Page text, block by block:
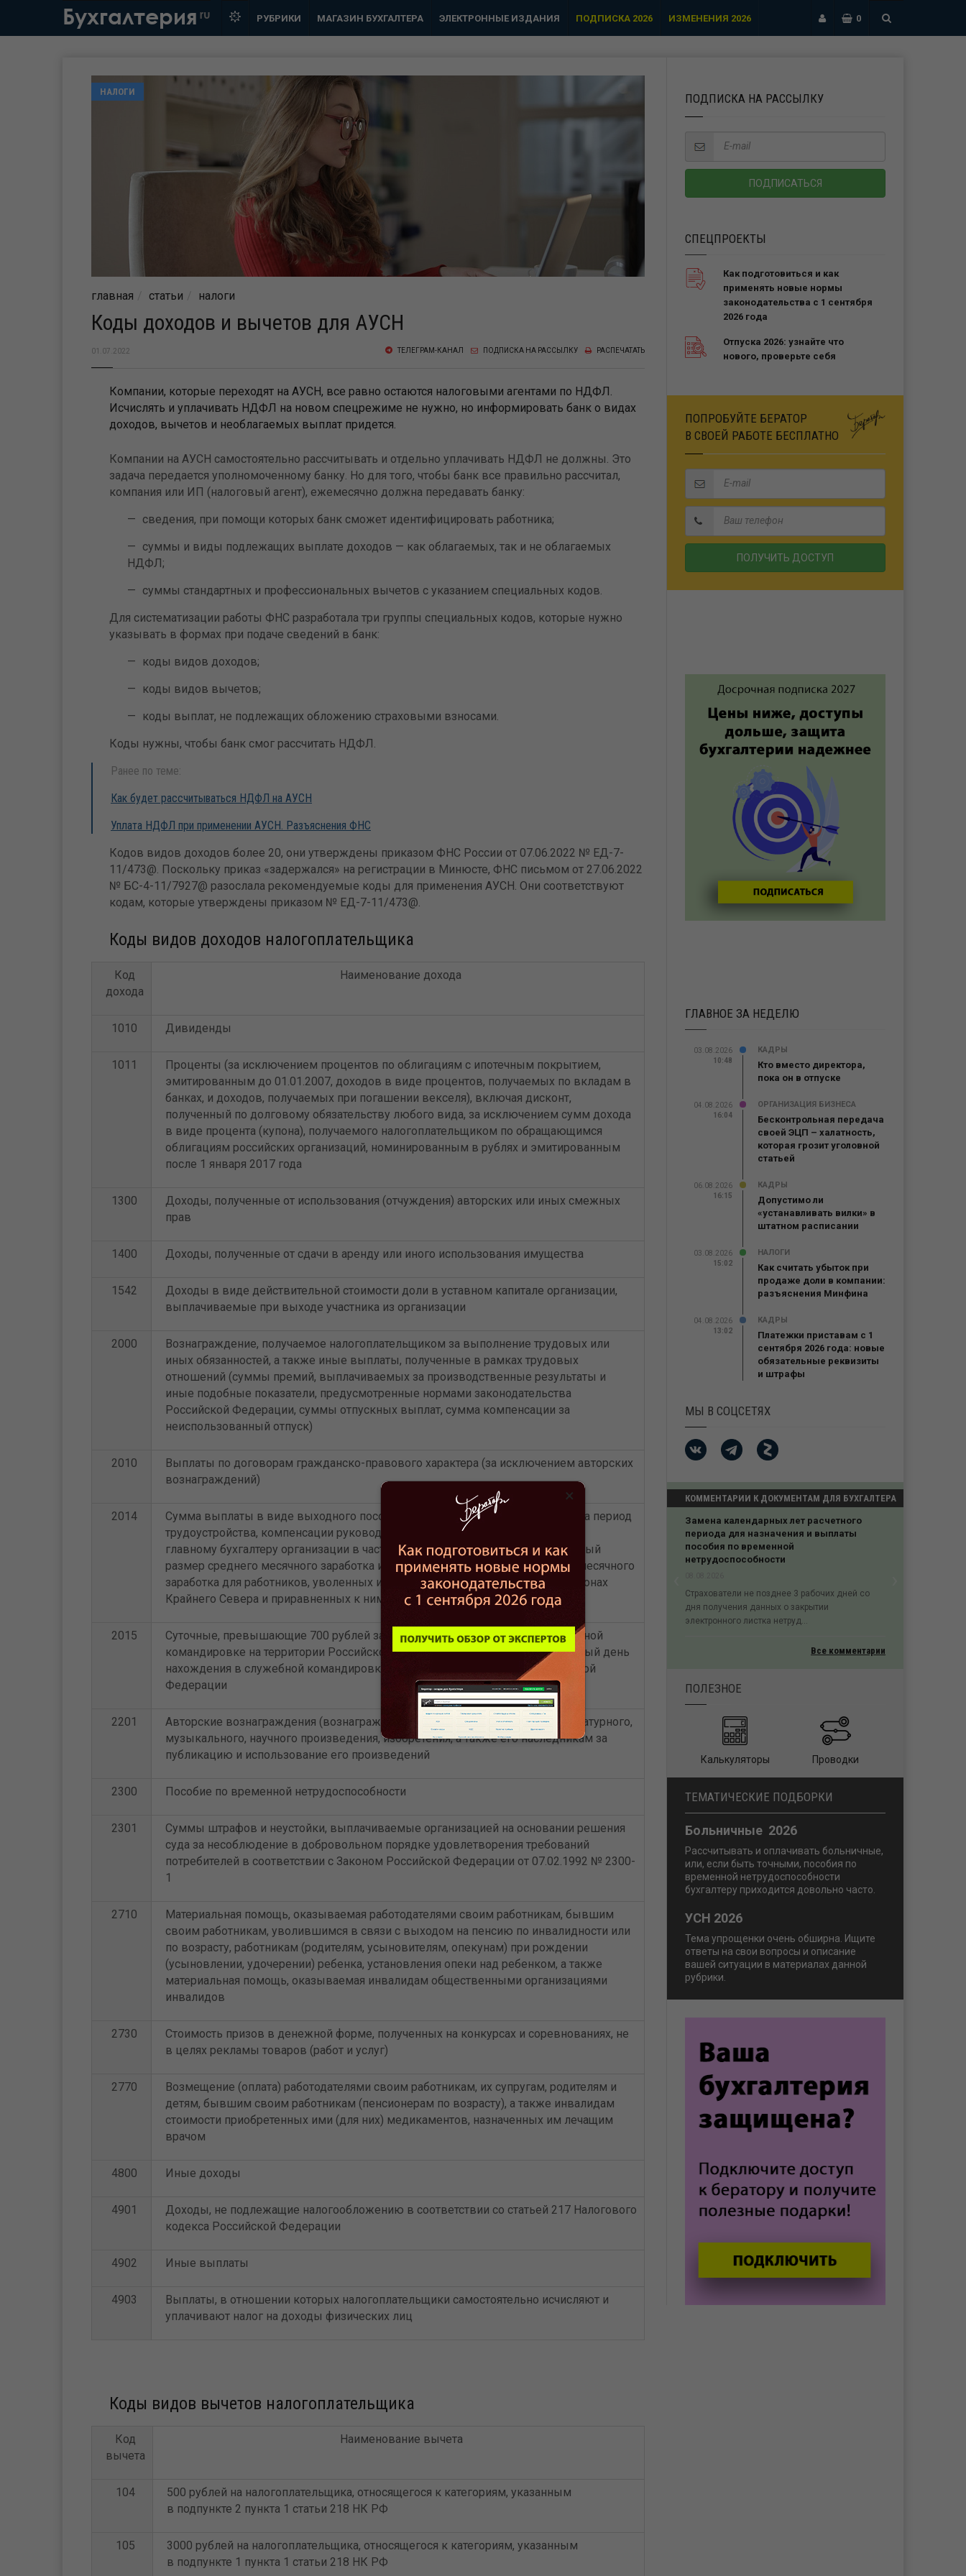
Бухгалтерия ru РУБРИКИ МАГАЗИН БУХГАЛТЕРА ЭЛЕКТРОННЫЕ ИЗДАНИЯ ПОДПИСКА 2026 ИЗМЕНЕНИЯ 2026 0
НАЛОГИ
главная статьи налоги
Коды доходов и вычетов для АУСН
01.07.2022 РАСПЕЧАТАТЬ
ПОДПИСКА НА РАССЫЛКУ
ТЕЛЕГРАМ-КАНАЛ
Компании, которые переходят на АУСН, все равно остаются налоговыми агентами по НДФЛ.
Исчислять и уплачивать НДФЛ на новом спецрежиме не нужно, но информировать банк о видах
доходов, вычетов и необлагаемых выплат придется.
Компании на АУСН самостоятельно рассчитывать и отдельно уплачивать НДФЛ не должны. Это
задача передается уполномоченному банку. Но для того, чтобы банк все правильно рассчитал,
компания или ИП (налоговый агент), ежемесячно должна передавать банку:
сведения, при помощи которых банк сможет идентифицировать работника;
суммы и виды подлежащих выплате доходов — как облагаемых, так и не облагаемых
НДФЛ;
суммы стандартных и профессиональных вычетов с указанием специальных кодов.
Для систематизации работы ФНС разработала три группы специальных кодов, которые нужно
указывать в формах при подаче сведений в банк:
коды видов доходов;
коды видов вычетов;
коды выплат, не подлежащих обложению страховыми взносами.
Коды нужны, чтобы банк смог рассчитать НДФЛ.
Ранее по теме:
Как будет рассчитываться НДФЛ на АУСН
Уплата НДФЛ при применении АУСН. Разъяснения ФНС
Кодов видов доходов более 20, они утверждены приказом ФНС России от 07.06.2022 № ЕД-7-
11/473@. Поскольку приказ «задержался» на регистрации в Минюсте, ФНС письмом от 27.06.2022
№ БС-4-11/7927@ разослала рекомендуемые коды для применения АУСН. Они соответствуют
кодам, которые утверждены приказом № ЕД-7-11/473@.
Коды видов доходов налогоплательщика
Код
дохода
Наименование дохода
1010 Дивиденды
1011
Проценты (за исключением процентов по облигациям с ипотечным покрытием,
эмитированным до 01.01.2007, доходов в виде процентов, получаемых по вкладам в
банках, и доходов, получаемых при погашении векселя), включая дисконт,
полученный по долговому обязательству любого вида, за исключением сумм дохода
в виде процента (купона), получаемого налогоплательщиком по обращающимся
облигациям российских организаций, номинированным в рублях и эмитированным
после 1 января 2017 года
1300
Доходы, полученные от использования (отчуждения) авторских или иных смежных
прав
1400 Доходы, полученные от сдачи в аренду или иного использования имущества
1542
Доходы в виде действительной стоимости доли в уставном капитале организации,
выплачиваемые при выходе участника из организации
2000
Вознаграждение, получаемое налогоплательщиком за выполнение трудовых или
иных обязанностей, а также иные выплаты, полученные в рамках трудовых
отношений (суммы премий, выплачиваемых за производственные результаты и
иные подобные показатели, предусмотренные нормами законодательства
Российской Федерации, суммы отпускных выплат, сумма компенсации за
неиспользованный отпуск)
2010
Выплаты по договорам гражданско-правового характера (за исключением авторских
вознаграждений)
2014
Сумма выплаты в виде выходного пособия, среднего месячного заработка на период
трудоустройства, компенсации руководителю, заместителям руководителя и
главному бухгалтеру организации в части, превышающей в целом трехкратный
размер среднего месячного заработка или шестикратный размер среднего месячного
заработка для работников, уволенных из организаций, расположенных в районах
Крайнего Севера и приравненных к ним местностях
2015
Суточные, превышающие 700 рублей за каждый день нахождения в служебной
командировке на территории Российской Федерации и 2 500 рублей за каждый день
нахождения в служебной командировке за пределами территории Российской
Федерации
2201
Авторские вознаграждения (вознаграждения), выплачиваемое автору литературного,
музыкального, научного произведения, изобретения, а также его наследникам за
публикацию и использование его произведений
2300 Пособие по временной нетрудоспособности
2301
Суммы штрафов и неустойки, выплачиваемые организацией на основании решения
суда за несоблюдение в добровольном порядке удовлетворения требований
потребителей в соответствии с Законом Российской Федерации от 07.02.1992 № 2300-
1
2710
Материальная помощь, оказываемая работодателями своим работникам, бывшим
своим работникам, уволившимся в связи с выходом на пенсию по инвалидности или
по возрасту, работникам (родителям, усыновителям, опекунам) при рождении
(усыновлении, удочерении) ребенка, установления опеки над ребенком, а также
материальная помощь, оказываемая инвалидам общественными организациями
инвалидов
2730
Стоимость призов в денежной форме, полученных на конкурсах и соревнованиях, не
в целях рекламы товаров (работ и услуг)
2770
Возмещение (оплата) работодателями своим работникам, их супругам, родителям и
детям, бывшим своим работникам (пенсионерам по возрасту), а также инвалидам
стоимости приобретенных ими (для них) медикаментов, назначенных им лечащим
врачом
4800 Иные доходы
4901
Доходы, не подлежащие налогообложению в соответствии со статьей 217 Налогового
кодекса Российской Федерации
4902 Иные выплаты
4903
Выплаты, в отношении которых налогоплательщики самостоятельно исчисляют и
уплачивают налог на доходы физических лиц
Коды видов вычетов налогоплательщика
Код
вычета
Наименование вычета
104
500 рублей на налогоплательщика, относящегося к категориям, указанным
в подпункте 2 пункта 1 статьи 218 НК РФ
105
3000 рублей на налогоплательщика, относящегося к категориям, указанным
в подпункте 1 пункта 1 статьи 218 НК РФ
ПОДПИСКА НА РАССЫЛКУ
СПЕЦПРОЕКТЫ
Как подготовиться и как
применять новые нормы
законодательства с 1 сентября
2026 года
Отпуска 2026: узнайте что
нового, проверьте себя
ПОПРОБУЙТЕ БЕРАТОР
В СВОЕЙ РАБОТЕ БЕСПЛАТНО
ГЛАВНОЕ ЗА НЕДЕЛЮ
03.08.2026
10:48
КАДРЫ
Кто вместо директора,
пока он в отпуске
04.08.2026
16:04
ОРГАНИЗАЦИЯ БИЗНЕСА
Бесконтрольная передача
своей ЭЦП – халатность,
которая грозит уголовной
статьей
06.08.2026
16:15
КАДРЫ
Допустимо ли
«устанавливать вилки» в
штатном расписании
03.08.2026
15:02
НАЛОГИ
Как считать убыток при
продаже доли в компании:
разъяснения Минфина
04.08.2026
13:02
КАДРЫ
Платежки приставам с 1
сентября 2026 года: новые
обязательные реквизиты
и штрафы
МЫ В СОЦСЕТЯХ
КОММЕНТАРИИ К ДОКУМЕНТАМ ДЛЯ БУХГАЛТЕРА
Замена календарных лет расчетного
периода для назначения и выплаты
пособия по временной
нетрудоспособности
Страхователи не позднее 3 рабочих дней со
дня получения данных о закрытии
электронного листка нетруд...
Все комментарии
ПОЛЕЗНОЕ
Калькуляторы Проводки
ТЕМАТИЧЕСКИЕ ПОДБОРКИ
Больничные 2026
Рассчитывать и оплачивать больничные,
или, если быть точными, пособия по
временной нетрудоспособности
бухгалтеру приходится довольно часто.
УСН 2026
Тема упрощенки очень обширна. Ищите
ответы на свои вопросы и описание
вашей ситуации в материалах данной
рубрики.
×